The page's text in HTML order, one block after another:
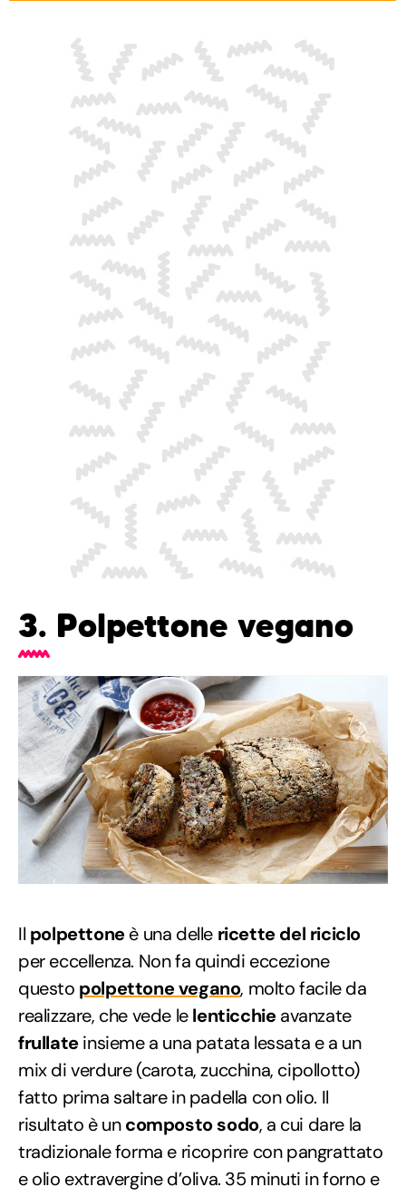
3. Polpettone vegano
Il polpettoneè una delle ricette del riciclo
per eccellenza. Non fa quindi eccezione
questo polpettone vegano, molto facile da
realizzare, che vede lelenticchieavanzate
frullateinsieme a una patata lessata e a un
mix di verdure (carota, zucchina, cipollotto)
fatto prima saltare in padella con olio. Il
risultato è uncomposto sodo, a cui dare la
tradizionale forma e ricoprire con pangrattato
e olio extravergine d’oliva. 35 minuti in forno e